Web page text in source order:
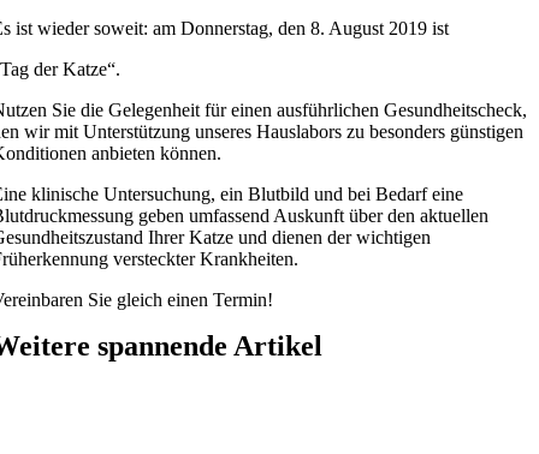
ist wieder soweit: am Donnerstag, den 8. August 2019 ist
der Katze“.
Sie die Gelegenheit für einen ausführlichen Gesundheitscheck,
wir mit Unterstützung unseres Hauslabors zu besonders günstigen
anbieten können.
klinische Untersuchung, ein Blutbild und bei Bedarf eine
geben umfassend Auskunft über den aktuellen
Ihrer Katze und dienen der wichtigen
versteckter Krankheiten.
Sie gleich einen Termin!
spannende Artikel